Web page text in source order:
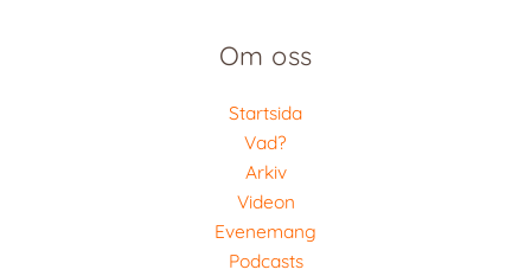
Om oss
Startsida
Vad?
Arkiv
Videon
Evenemang
Podcasts